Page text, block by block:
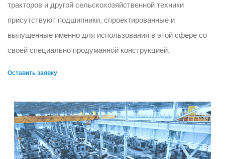
тракторов и другой сельскохозяйственной техники
присутствуют подшипники, спроектированные и
выпущенные именно для использования в этой сфере со
своей специально продуманной конструкцией.
Оставить заявку